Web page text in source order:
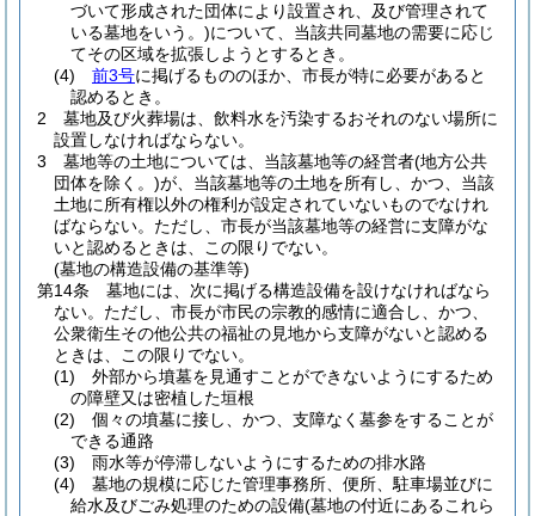
づいて形成された団体により設置され、及び管理されて
いる墓地をいう。)について、当該共同墓地の需要に応じ
てその区域を拡張しようとするとき。
(4)
前3号に掲げるもののほか、市長が特に必要があると
認めるとき。
2
墓地及び火葬場は、飲料水を汚染するおそれのない場所に
設置しなければならない。
3
墓地等の土地については、当該墓地等の経営者(地方公共
団体を除く。)が、当該墓地等の土地を所有し、かつ、当該
土地に所有権以外の権利が設定されていないものでなけれ
ばならない。 ただし、市長が当該墓地等の経営に支障がな
いと認めるときは、この限りでない。
(墓地の構造設備の基準等)
第14条
墓地には、次に掲げる構造設備を設けなければなら
ない。 ただし、市長が市民の宗教的感情に適合し、かつ、
公衆衛生その他公共の福祉の見地から支障がないと認める
ときは、この限りでない。
(1)
外部から墳墓を見通すことができないようにするため
の障壁又は密植した垣根
(2)
個々の墳墓に接し、かつ、支障なく墓参をすることが
できる通路
(3)
雨水等が停滞しないようにするための排水路
(4)
墓地の規模に応じた管理事務所、便所、駐車場並びに
給水及びごみ処理のための設備(墓地の付近にあるこれら